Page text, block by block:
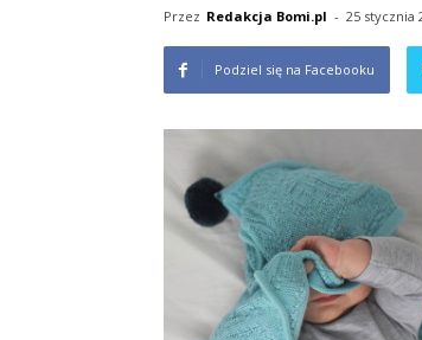
Przez Redakcja Bomi.pl - 25 stycznia
Podziel się na Facebooku